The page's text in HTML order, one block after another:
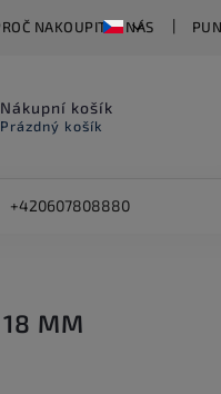
NAKOUPIT U NÁS
Nákupní košík
Prázdný košík
PIERCING
+420607808880
MM